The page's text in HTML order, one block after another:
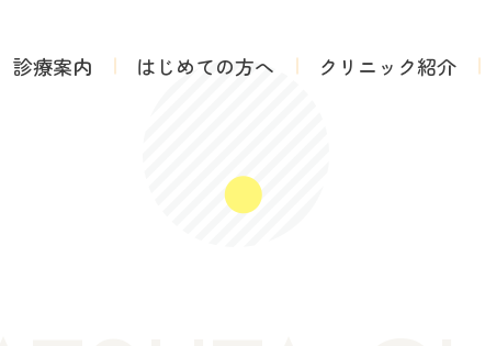
診療案内 はじめての方へ クリニック紹介